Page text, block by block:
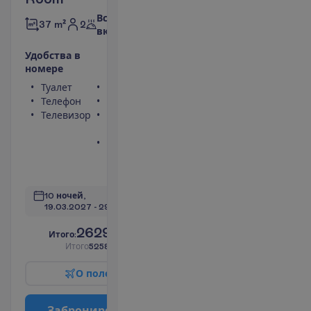
37 m² 2
Все
включено
Удобства в
номере
Туалет
Телефон
Телевизор
10 ночей,
19.03.2027 - 29.03.2027
Итого:2629.00
Итого5258.00
О поле